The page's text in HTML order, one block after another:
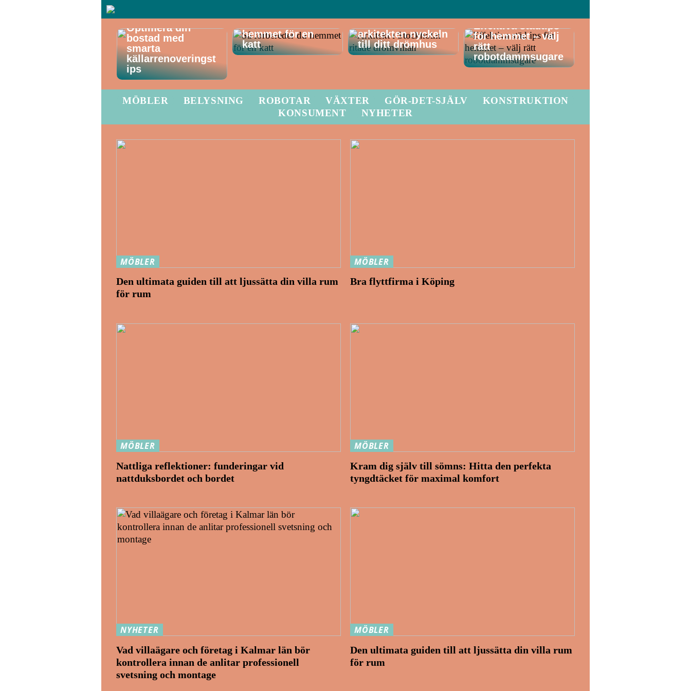
Optimera din
bostad med
smarta
källarrenoveringst
ips
hemmet för en
katt
arkitekten nyckeln
till ditt drömhus
Effektiva städtips
för hemmet – välj
rätt
robotdammsugare
MÖBLER BELYSNING ROBOTAR VÄXTER GÖR-DET-SJÄLV
KONSTRUKTION
KONSUMENT
NYHETER
MÖBLER
Den ultimata guiden till att ljussätta din villa rum
för rum
MÖBLER
Bra flyttfirma i Köping
MÖBLER
Nattliga reflektioner: funderingar vid
nattduksbordet och bordet
MÖBLER
Kram dig själv till sömns: Hitta den perfekta
tyngdtäcket för maximal komfort
NYHETER
Vad villaägare och företag i Kalmar län bör
kontrollera innan de anlitar professionell
svetsning och montage
MÖBLER
Den ultimata guiden till att ljussätta din villa rum
för rum